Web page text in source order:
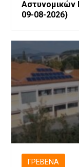
Αστυνομικών Μονάδων
09-08-2026)
ΓΡΕΒΕΝΆ